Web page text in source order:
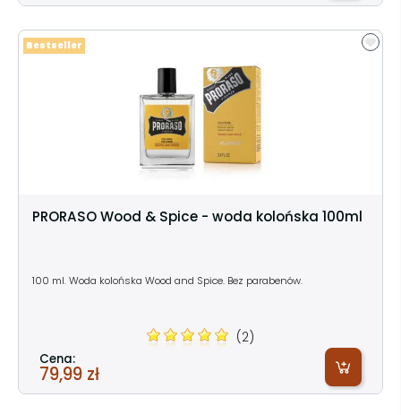
PRORASO Wood & Spice - woda kolońska 100ml
100 ml. Woda kolońska Wood and Spice. Bez parabenów.
(2)
Cena:
79,99 zł
Bestseller